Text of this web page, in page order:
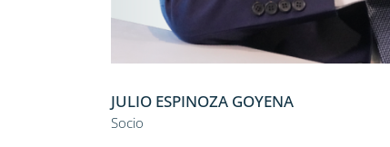
JULIO ESPINOZA GOYENA
Socio